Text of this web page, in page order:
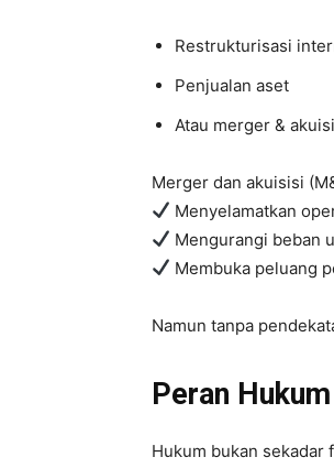
Restrukturisasi
Penjualan aset
Atau merger &
Merger dan akuisisi
Menyelamatkan
Mengurangi beban
Membuka peluang
Namun tanpa
Peran
Hukum bukan sekadar